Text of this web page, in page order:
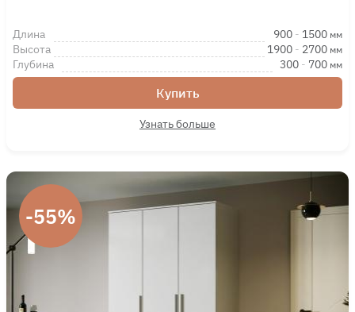
Длина 900 - 1500 мм
Высота 1900 - 2700 мм
Глубина 300 - 700 мм
Купить
Узнать больше
-55%